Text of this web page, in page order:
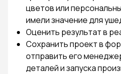
цветов или
имели значение для
Оценить результат в
Сохранить проект в
отправить его
деталей и запуска